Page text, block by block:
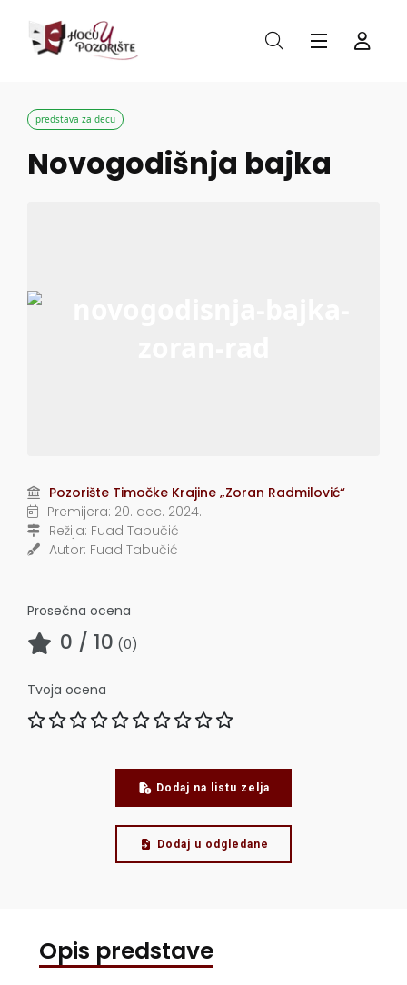
predstava za decu
Novogodišnja bajka
Pozorište Timočke Krajine „Zoran Radmilović“
Premijera: 20. dec. 2024.
Režija: Fuad Tabučić
Autor: Fuad Tabučić
Prosečna ocena
0 / 10 (0)
Tvoja ocena
Dodaj na listu zelja
Dodaj u odgledane
Opis predstave